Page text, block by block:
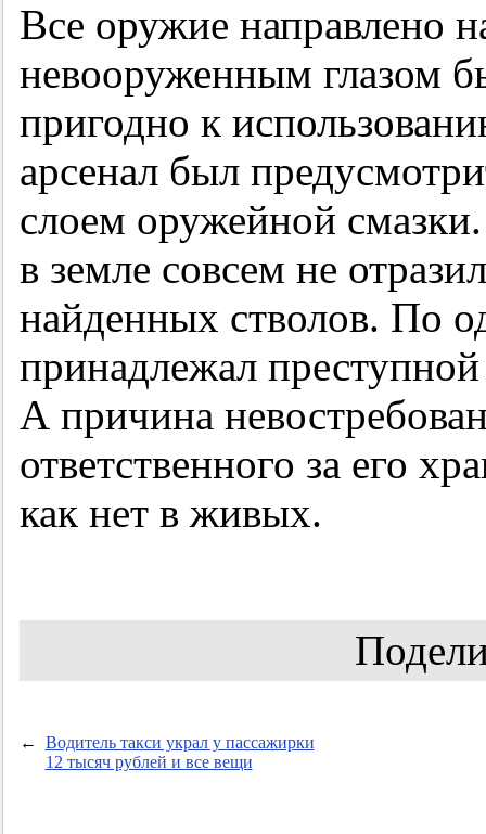
Все оружие направлено
невооруженным глазом
пригодно к
арсенал был
слоем оружейной
в земле совсем не
найденных стволов. По
принадлежал
А причина
ответственного за его
как нет в живых.
←
Водитель такси украл у пассажирки
12 тысяч рублей и все вещи